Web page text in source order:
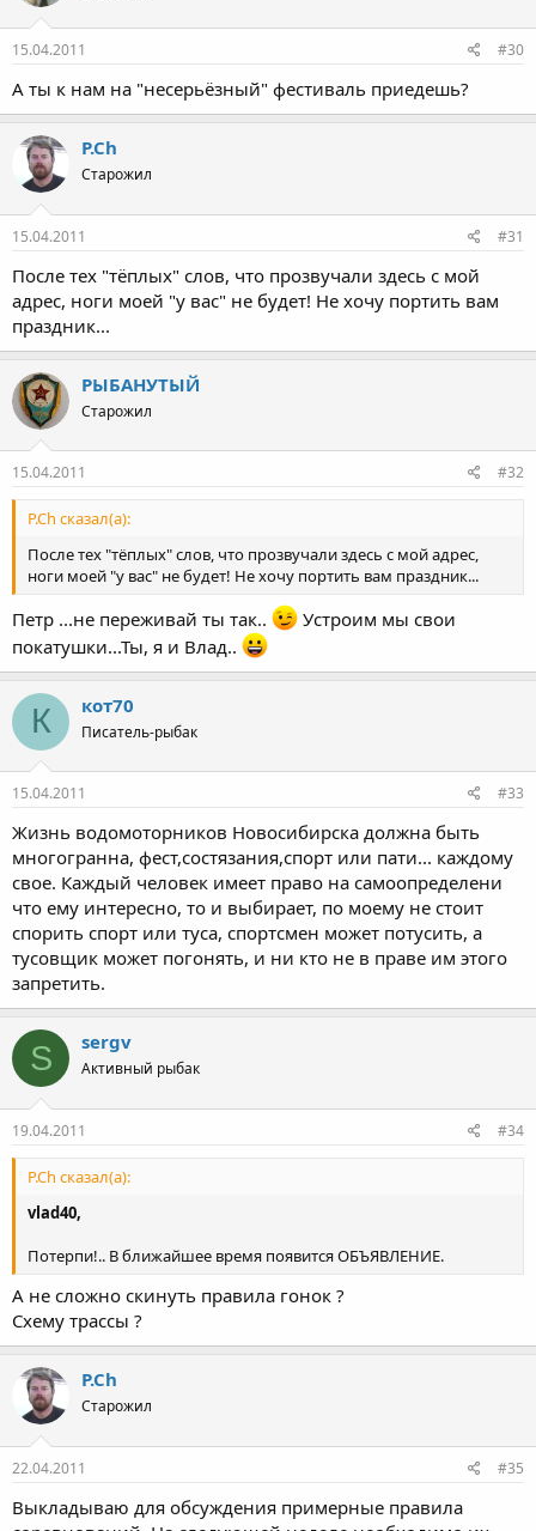
15.04.2011 #30
А ты к нам на "несерьёзный" фестиваль приедешь?
P.Ch
Старожил
15.04.2011 #31
После тех "тёплых" слов, что прозвучали здесь с мой
адрес, ноги моей "у вас" не будет! Не хочу портить вам
праздник...
РЫБАНУТЫЙ
Старожил
15.04.2011 #32
P.Ch сказал(а):
После тех "тёплых" слов, что прозвучали здесь с мой адрес,
ноги моей "у вас" не будет! Не хочу портить вам праздник...
Петр ...не переживай ты так..
Устроим мы свои
покатушки...Ты, я и Влад..
К кот70
Писатель-рыбак
15.04.2011 #33
Жизнь водомоторников Новосибирска должна быть
многогранна, фест,состязания,спорт или пати... каждому
свое. Каждый человек имеет право на самоопределени
что ему интересно, то и выбирает, по моему не стоит
спорить спорт или туса, спортсмен может потусить, а
тусовщик может погонять, и ни кто не в праве им этого
запретить.
S sergv
Активный рыбак
19.04.2011 #34
P.Ch сказал(а):
vlad40,
Потерпи!.. В ближайшее время появится ОБЪЯВЛЕНИЕ.
А не сложно скинуть правила гонок ?
Схему трассы ?
P.Ch
Старожил
22.04.2011 #35
Выкладываю для обсуждения примерные правила